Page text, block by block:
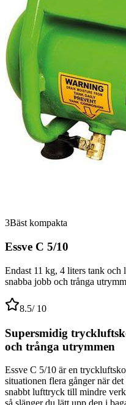
3Bäst kompakta
Essve C 5/10
Endast 11 kg, 4 liters tank
snabba jobb och trånga
8.5/ 10
Supersmidig
och trånga utrymmen
Essve C 5/10 är en
situationen flera gånger när
snabbt lufttryck till mindre